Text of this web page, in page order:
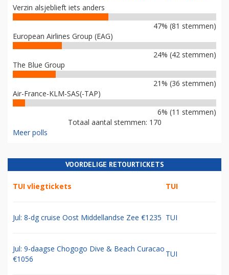
Verzin alsjeblieft iets anders
47% (81 stemmen)
European Airlines Group (EAG)
24% (42 stemmen)
The Blue Group
21% (36 stemmen)
Air-France-KLM-SAS(-TAP)
6% (11 stemmen)
Totaal aantal stemmen: 170
Meer polls
VOORDELIGE RETOURTICKETS
TUI vliegtickets TUI
Jul: 8-dg cruise Oost Middellandse Zee €1235 TUI
Jul: 9-daagse Chogogo Dive & Beach Curacao
€1056
TUI